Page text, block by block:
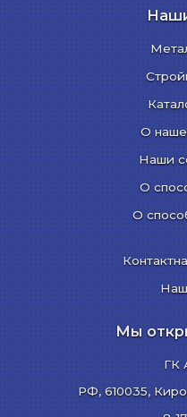
О
Наши
О
О
Мы
ГК
РФ, 610035,